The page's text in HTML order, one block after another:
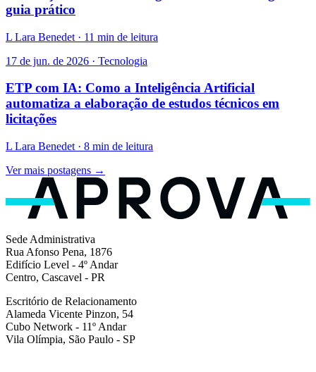
guia prático
L Lara Benedet · 11 min de leitura
17 de jun. de 2026 · Tecnologia
ETP com IA: Como a Inteligência Artificial
automatiza a elaboração de estudos técnicos em
licitações
L Lara Benedet · 8 min de leitura
Ver mais postagens →
Sede Administrativa
Rua Afonso Pena, 1876
Edifício Level - 4º Andar
Centro, Cascavel - PR
Escritório de Relacionamento
Alameda Vicente Pinzon, 54
Cubo Network - 11º Andar
Vila Olímpia, São Paulo - SP